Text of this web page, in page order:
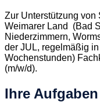
Zur Unterstützung von
Weimarer Land (Bad
Niederzimmern,
der JUL, regelmäßig
Wochenstunden)
(m/w/d).
Ihre Aufgaben